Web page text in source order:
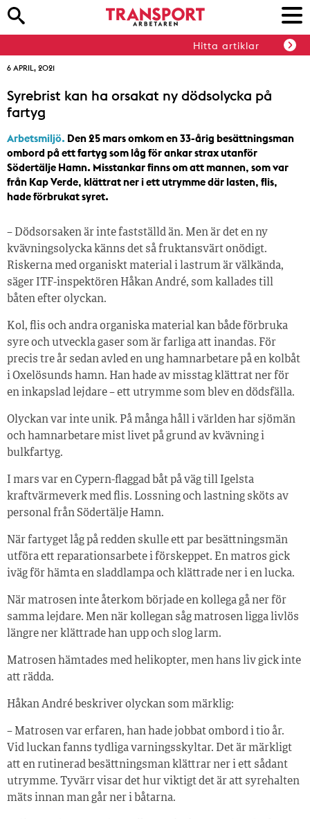
Hitta artiklar
6 APRIL, 2021
Syrebrist kan ha orsakat ny dödsolycka på
fartyg
Arbetsmiljö. Den 25 mars omkom en 33-årig besättningsman
ombord på ett fartyg som låg för ankar strax utanför
Södertälje Hamn. Misstankar finns om att mannen, som var
från Kap Verde, klättrat ner i ett utrymme där lasten, flis,
hade förbrukat syret.
– Dödsorsaken är inte fastställd än. Men är det en ny
kvävningsolycka känns det så fruktansvärt onödigt.
Riskerna med organiskt material i lastrum är välkända,
säger ITF-inspektören Håkan André, som kallades till
båten efter olyckan.
Kol, flis och andra organiska material kan både förbruka
syre och utveckla gaser som är farliga att inandas. För
precis tre år sedan avled en ung hamnarbetare på en kolbåt
i Oxelösunds hamn. Han hade av misstag klättrat ner för
en inkapslad lejdare – ett utrymme som blev en dödsfälla.
Olyckan var inte unik. På många håll i världen har sjömän
och hamnarbetare mist livet på grund av kvävning i
bulkfartyg.
I mars var en Cypern-flaggad båt på väg till Igelsta
kraftvärmeverk med flis. Lossning och lastning sköts av
personal från Södertälje Hamn.
När fartyget låg på redden skulle ett par besättningsmän
utföra ett reparationsarbete i förskeppet. En matros gick
iväg för hämta en sladdlampa och klättrade ner i en lucka.
När matrosen inte återkom började en kollega gå ner för
samma lejdare. Men när kollegan såg matrosen ligga livlös
längre ner klättrade han upp och slog larm.
Matrosen hämtades med helikopter, men hans liv gick inte
att rädda.
Håkan André beskriver olyckan som märklig:
– Matrosen var erfaren, han hade jobbat ombord i tio år.
Vid luckan fanns tydliga varningsskyltar. Det är märkligt
att en rutinerad besättningsman klättrar ner i ett sådant
utrymme. Tyvärr visar det hur viktigt det är att syrehalten
mäts innan man går ner i båtarna.